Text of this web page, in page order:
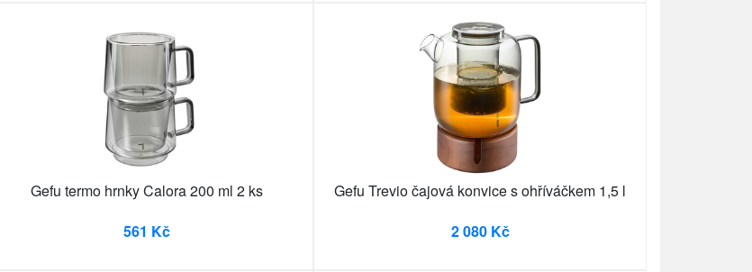
Gefu termo hrnky Calora 200 ml 2 ks
561 Kč
Gefu Trevio čajová konvice s ohříváčkem 1,5 l
2 080 Kč